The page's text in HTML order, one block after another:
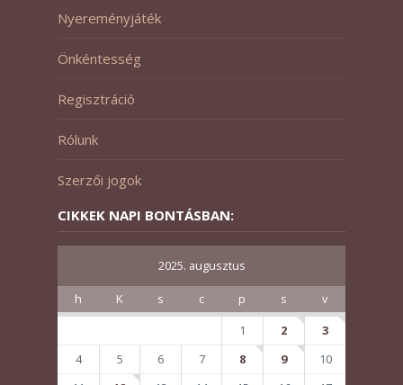
Nyereményjáték
Önkéntesség
Regisztráció
Rólunk
Szerzői jogok
CIKKEK NAPI BONTÁSBAN:
2025. augusztus
h K s c p s
v
1
2
3
4
5 6 7 8 9
10